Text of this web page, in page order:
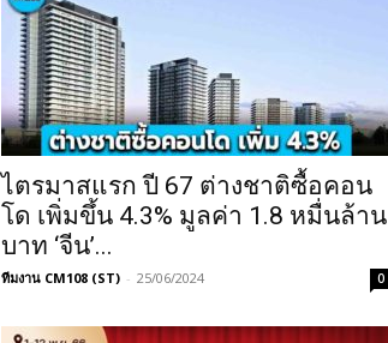
ไตรมาสแรก ปี 67 ต่างชาติซื้อคอน
โด เพิ่มขึ้น 4.3% มูลค่า 1.8 หมื่นล้าน
บาท ‘จีน’...
ทีมงาน CM108 (ST) - 25/06/2024 0